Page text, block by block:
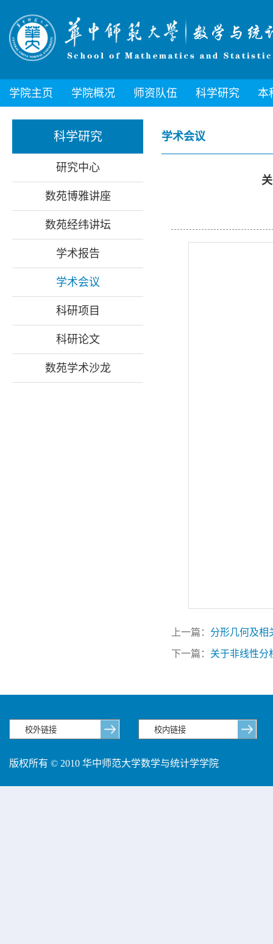
学院主页 学院概况 师资队伍 科学研究 本
科学研究
研究中心
数苑博雅讲座
数苑经纬讲坛
学术报告
学术会议
科研项目
科研论文
数苑学术沙龙
学术会议
上一篇： 分形几何及相
下一篇： 关于非线性分
版权所有 © 2010 华中师范大学数学与统计学学院